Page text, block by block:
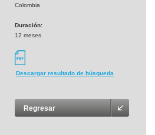
Colombia
Duración:
12 meses
Descargar resultado de búsqueda
Regresar